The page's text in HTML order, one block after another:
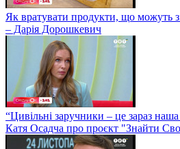
Як вратувати продукти, що можуть
– Дарія Дорошкевич
“Цивільні заручники – це зараз
Катя Осадча про проєкт "Знайти